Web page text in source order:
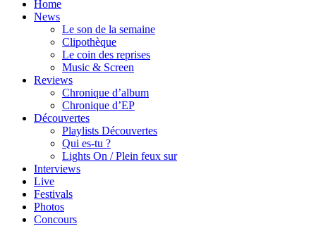
Home
News
Le son de la semaine
Clipothèque
Le coin des reprises
Music & Screen
Reviews
Chronique d’album
Chronique d’EP
Découvertes
Playlists Découvertes
Qui es-tu ?
Lights On / Plein feux sur
Interviews
Live
Festivals
Photos
Concours